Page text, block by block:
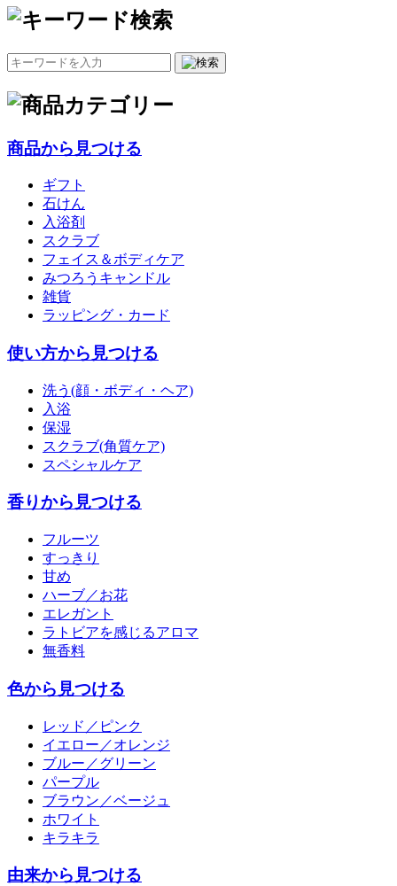
商品から見つける
ギフト
石けん
入浴剤
スクラブ
フェイス＆ボディケア
みつろうキャンドル
雑貨
ラッピング・カード
使い方から見つける
洗う(顔・ボディ・ヘア)
入浴
保湿
スクラブ(角質ケア)
スペシャルケア
香りから見つける
フルーツ
すっきり
甘め
ハーブ／お花
エレガント
ラトビアを感じるアロマ
無香料
色から見つける
レッド／ピンク
イエロー／オレンジ
ブルー／グリーン
パープル
ブラウン／ベージュ
ホワイト
キラキラ
由来から見つける